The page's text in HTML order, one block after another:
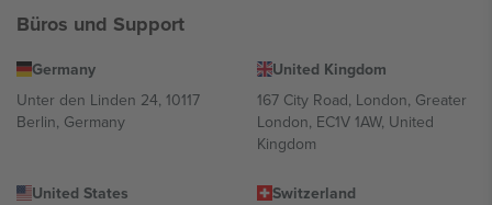
Büros und Support
Germany
Unter den Linden 24, 10117
Berlin, Germany
United Kingdom
167 City Road, London, Greater
London, EC1V 1AW, United
Kingdom
United States
Switzerland